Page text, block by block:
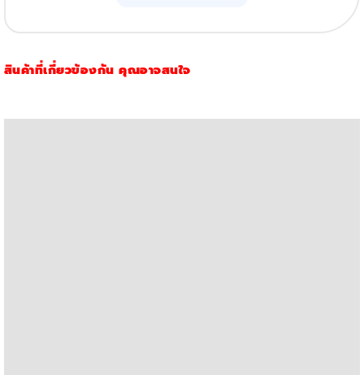
สินค้าที่เกี่ยวข้องกัน คุณอาจสนใจ